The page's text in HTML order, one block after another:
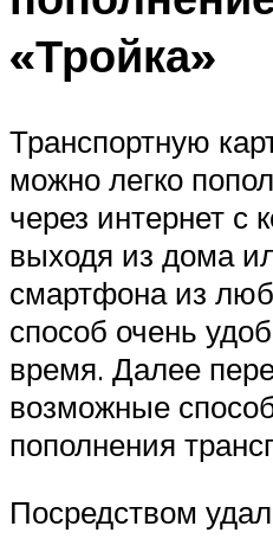
«Тройка»
Транспортную
можно легко
через интернет с
выходя из дома
смартфона из
способ очень
время. Далее
возможные
пополнения
Посредством